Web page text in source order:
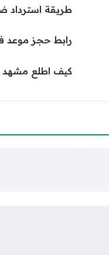
طريقة استرداد
رابط حجز موعد
كيف اطلع مشهد